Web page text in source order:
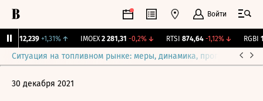
Войти
12,239 +1,31% ↑ IMOEX 2 281,31 -0,2%↓ RTSI 874,64 -1,12%↓ RGBI
Ситуация на топливном рынке: меры, динамика, прогнозы
30 декабря 2021